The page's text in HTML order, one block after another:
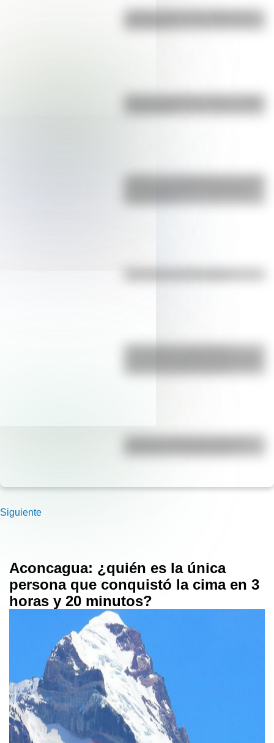
¿Sabías cómo fue la infancia de
Bandera de Bolivia: historia, origen
¿Sabías que Argentina tuvo la torre
17 de agosto: actividades y
¿Cuál es la diferencia entre un
Siguiente
Aconcagua: ¿quién es la única
persona que conquistó la cima en 3
horas y 20 minutos?